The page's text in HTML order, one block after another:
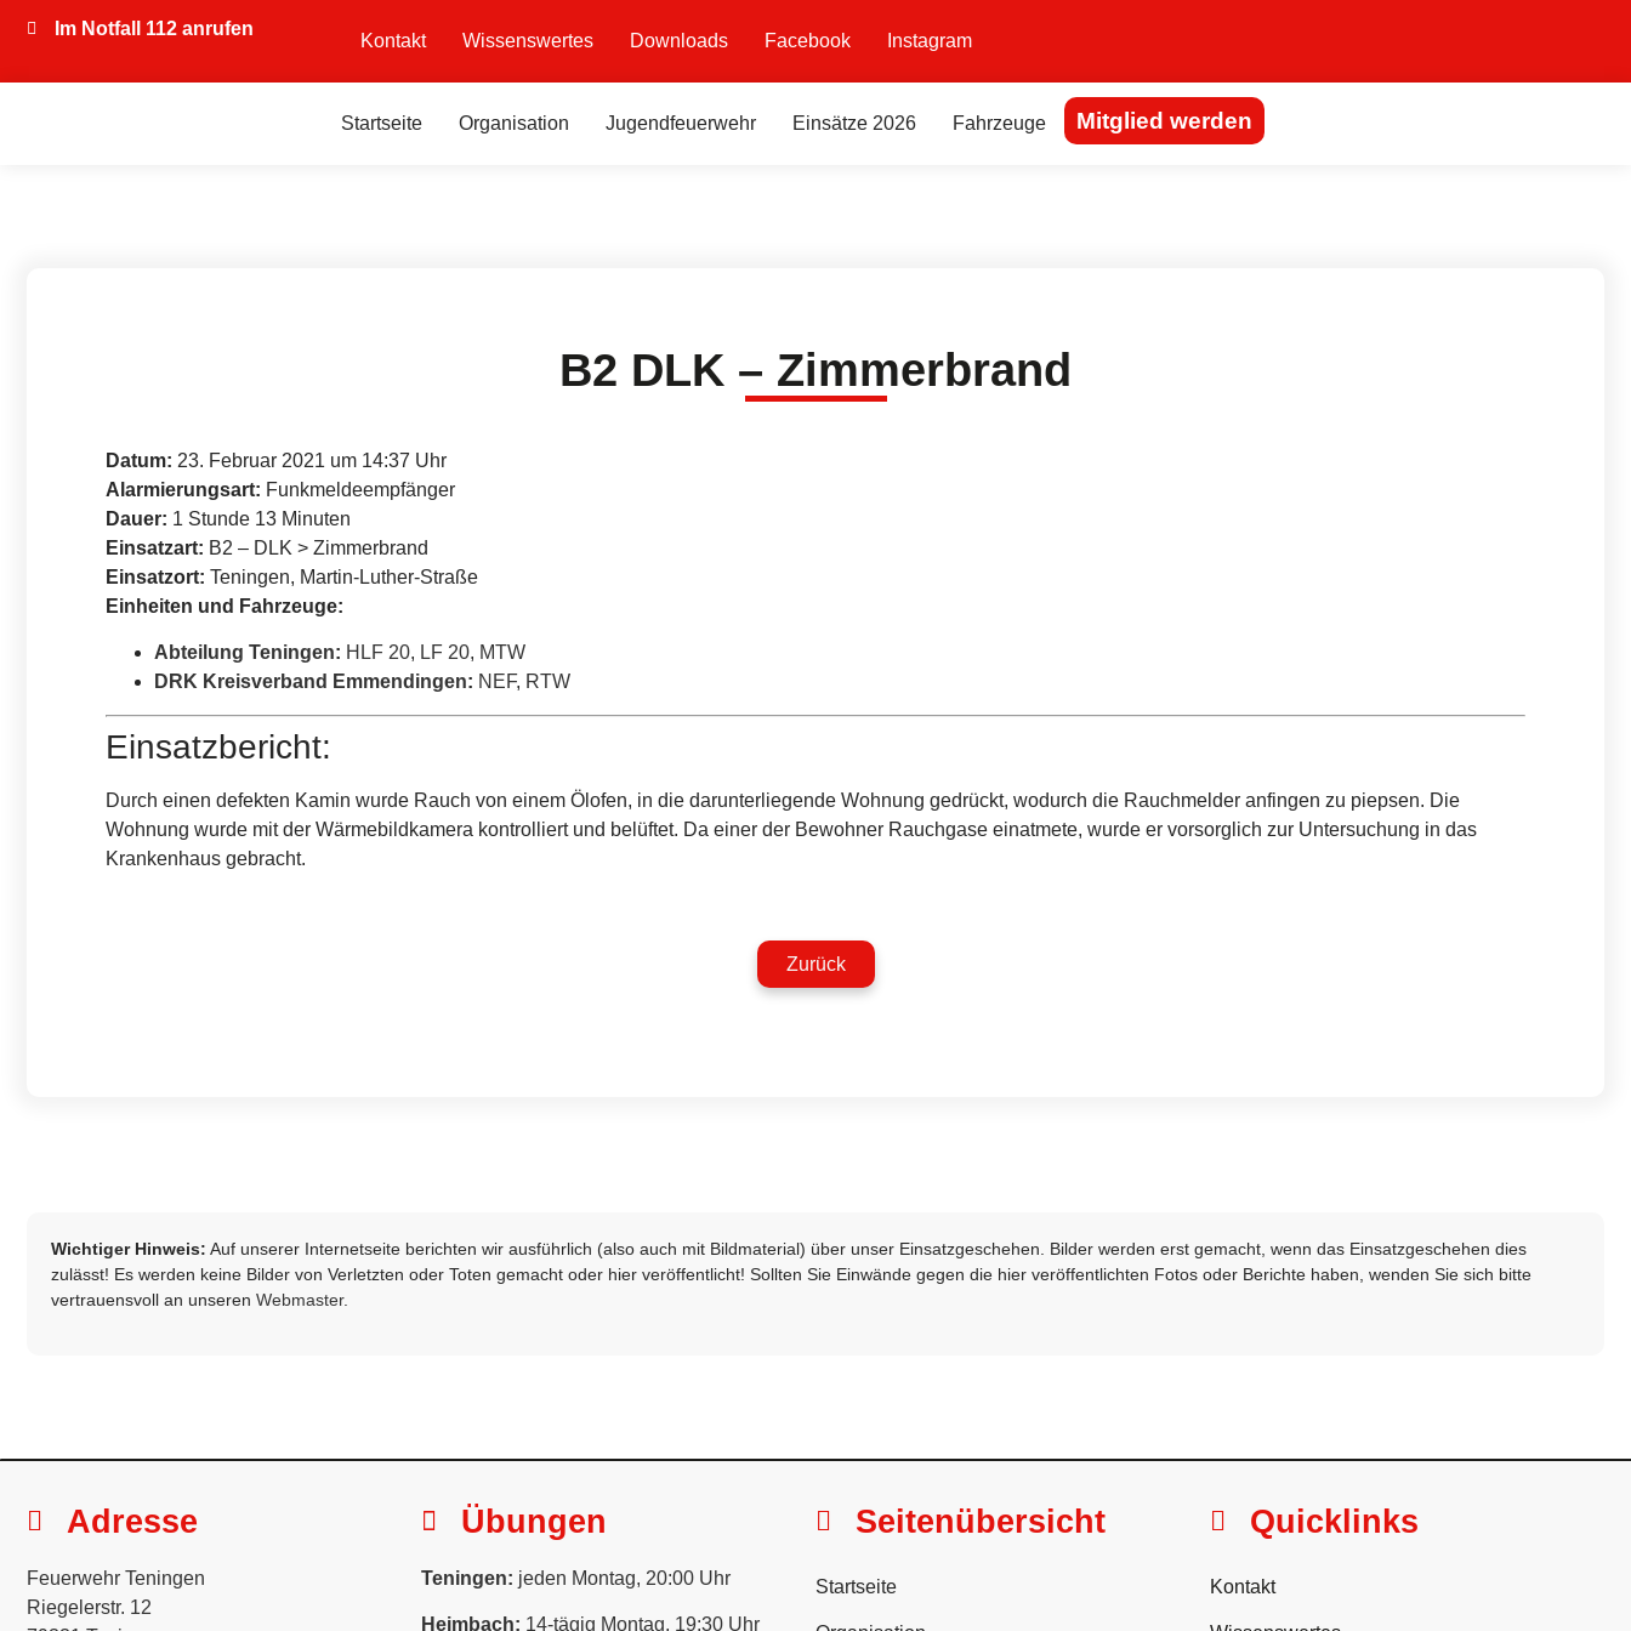
Im Notfall 112 anrufen
Kontakt Wissenswertes Downloads Facebook Instagram
Startseite Organisation Jugendfeuerwehr Einsätze 2026 Fahrzeuge Mitglied werden
B2 DLK – Zimmerbrand
Datum: 23. Februar 2021 um 14:37 Uhr
Alarmierungsart: Funkmeldeempfänger
Dauer: 1 Stunde 13 Minuten
Einsatzart: B2 – DLK > Zimmerbrand
Einsatzort: Teningen, Martin-Luther-Straße
Einheiten und Fahrzeuge:
Abteilung Teningen: HLF 20, LF 20, MTW
DRK Kreisverband Emmendingen: NEF, RTW
Einsatzbericht:
Durch einen defekten Kamin wurde Rauch von einem Ölofen, in die darunterliegende Wohnung gedrückt, wodurch die Rauchmelder anfingen zu piepsen. Die
Wohnung wurde mit der Wärmebildkamera kontrolliert und belüftet. Da einer der Bewohner Rauchgase einatmete, wurde er vorsorglich zur Untersuchung in das
Krankenhaus gebracht.
Zurück
Wichtiger Hinweis: Auf unserer Internetseite berichten wir ausführlich (also auch mit Bildmaterial) über unser Einsatzgeschehen. Bilder werden erst gemacht, wenn das Einsatzgeschehen dies
zulässt! Es werden keine Bilder von Verletzten oder Toten gemacht oder hier veröffentlicht! Sollten Sie Einwände gegen die hier veröffentlichten Fotos oder Berichte haben, wenden Sie sich bitte
vertrauensvoll an unseren Webmaster.
Adresse
Feuerwehr Teningen
Riegelerstr. 12
Übungen
Teningen: jeden Montag, 20:00 Uhr
Heimbach: 14-tägig Montag, 19:30 Uhr
Seitenübersicht
Startseite
Quicklinks
Kontakt